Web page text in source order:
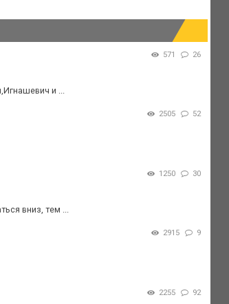
571 26
и ...
2505 52
1250 30
вниз, тем ...
2915 9
2255 92